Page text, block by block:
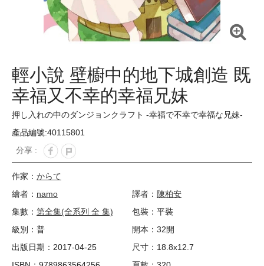
輕小說 壁櫥中的地下城創造 既
幸福又不幸的幸福兄妹
押し入れの中のダンジョンクラフト ‐幸福で不幸で幸福な兄妹‐
產品編號:40115801
分享 :
作家： からて
繪者： namo 譯者： 陳柏安
集數： 第全集(全系列 全 集)
包裝：平裝
級別：普
開本：32開
出版日期：2017-04-25
尺寸：18.8x12.7